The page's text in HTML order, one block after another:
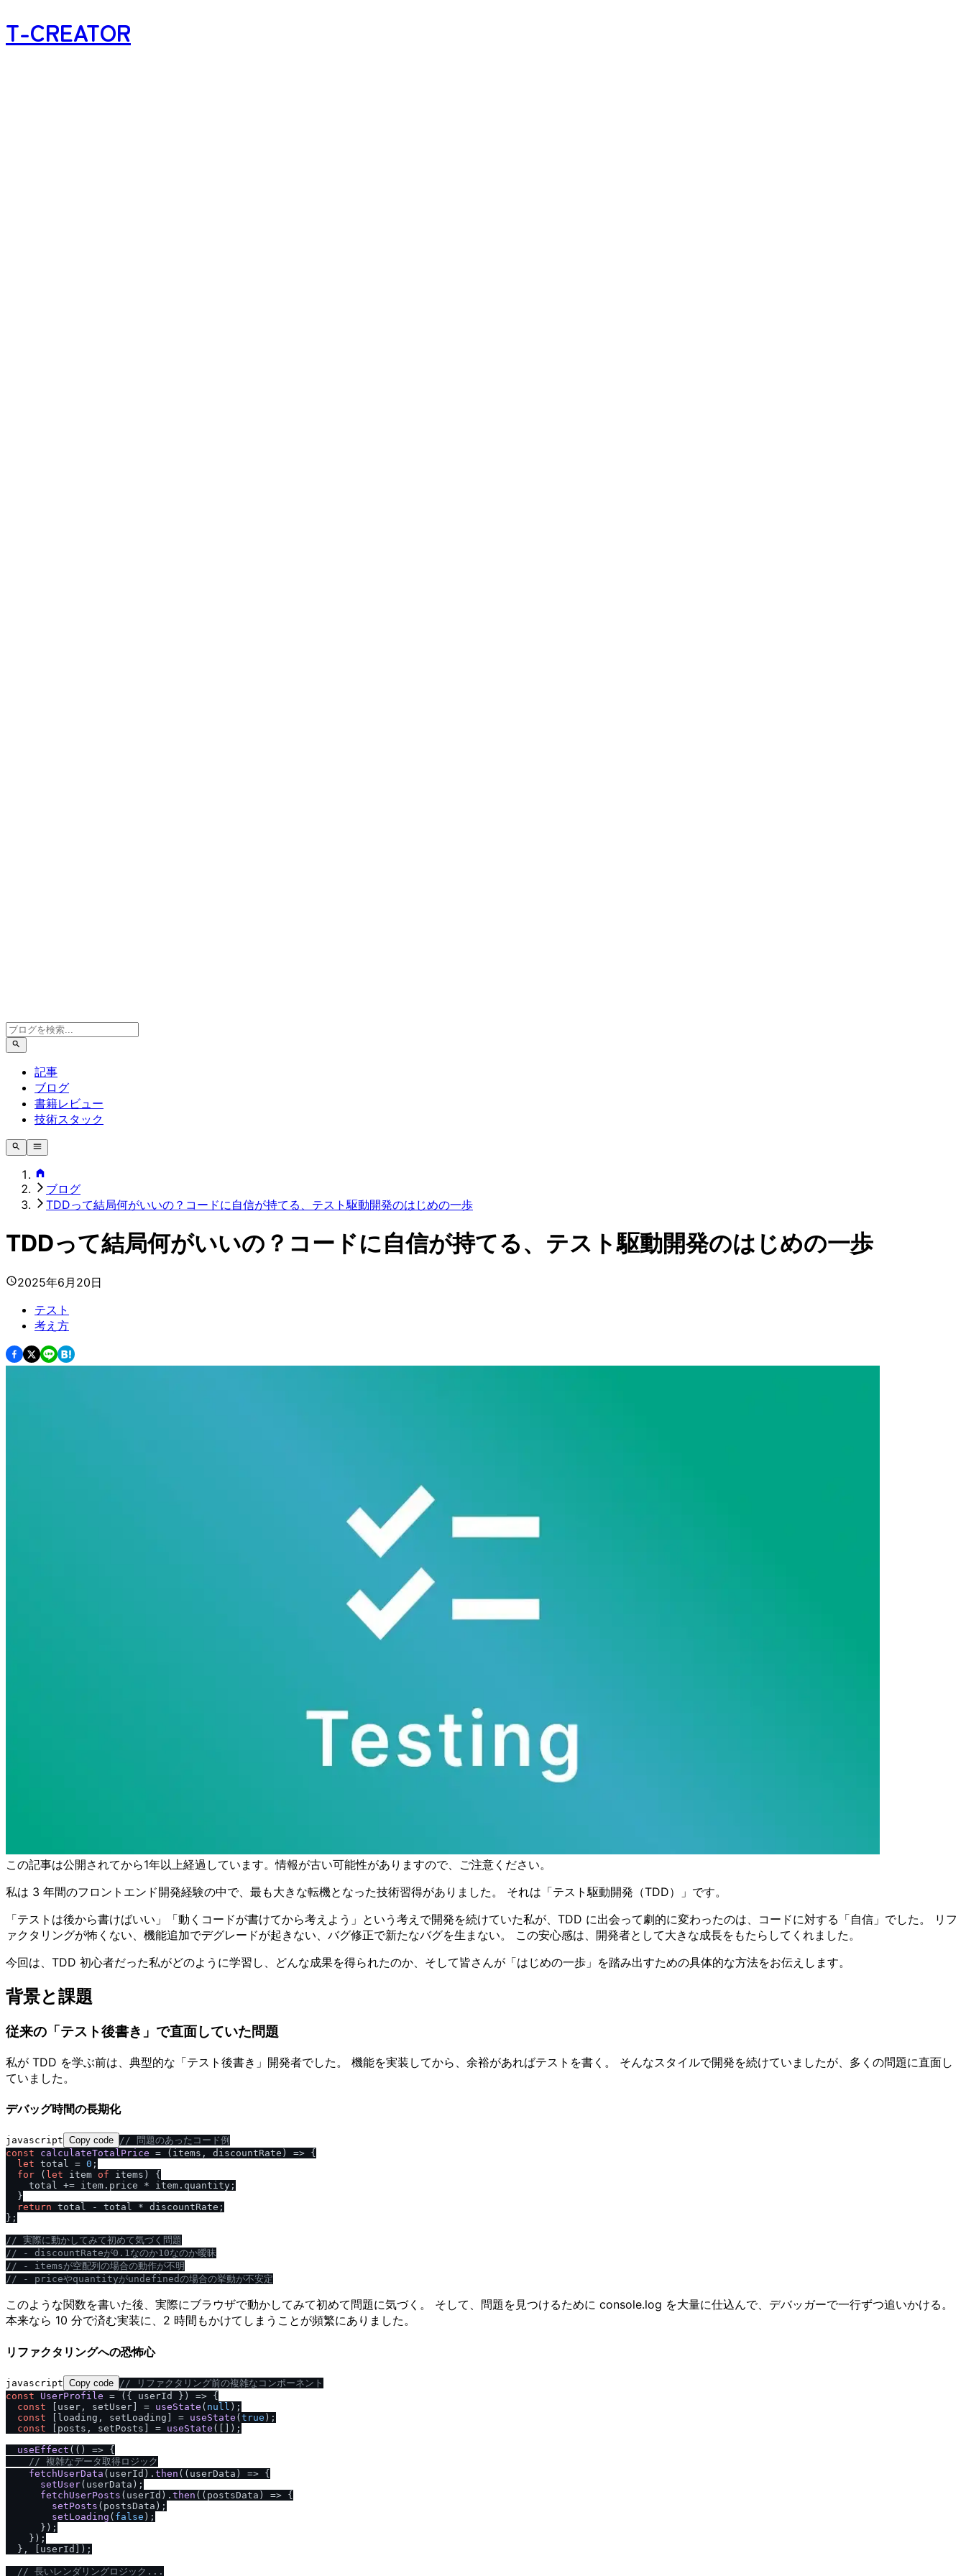
T-CREATOR
記事
ブログ
書籍レビュー
技術スタック
ブログ
TDDって結局何がいいの？コードに自信が持てる、テスト駆動開発のはじめの一歩
TDDって結局何がいいの？コードに自信が持てる、テスト駆動開発のはじめの一歩
2025年6月20日
テスト
考え方
この記事は公開されてから1年以上経過しています。情報が古い可能性がありますので、ご注意ください。
私は 3 年間のフロントエンド開発経験の中で、最も大きな転機となった技術習得がありました。 それは「テスト駆動開発（TDD）」です。
「テストは後から書けばいい」「動くコードが書けてから考えよう」という考えで開発を続けていた私が、TDD に出会って劇的に変わったのは、コードに対する「自信」でした。 リフ
ァクタリングが怖くない、機能追加でデグレードが起きない、バグ修正で新たなバグを生まない。 この安心感は、開発者として大きな成長をもたらしてくれました。
今回は、TDD 初心者だった私がどのように学習し、どんな成果を得られたのか、そして皆さんが「はじめの一歩」を踏み出すための具体的な方法をお伝えします。
背景と課題
従来の「テスト後書き」で直面していた問題
私が TDD を学ぶ前は、典型的な「テスト後書き」開発者でした。 機能を実装してから、余裕があればテストを書く。 そんなスタイルで開発を続けていましたが、多くの問題に直面し
ていました。
デバッグ時間の長期化
javascript Copy code // 問題のあったコード例
const
calculateTotalPrice = ( items, discountRate ) => {
let total = 0 ;
for ( let item of items) {
    total += item.
price * item. quantity ;
  }
return total - total * discountRate;
};
// 実際に動かしてみて初めて気づく問題
// - discountRateが0.1なのか10なのか曖昧
// - itemsが空配列の場合の動作が不明
// - priceやquantityがundefinedの場合の挙動が不安定
このような関数を書いた後、実際にブラウザで動かしてみて初めて問題に気づく。 そして、問題を見つけるために console.log を大量に仕込んで、デバッガーで一行ずつ追いかける。
本来なら 10 分で済む実装に、2 時間もかけてしまうことが頻繁にありました。
リファクタリングへの恐怖心
javascript Copy code // リファクタリング前の複雑なコンポーネント
const
UserProfile = ( { userId } ) => {
const [user, setUser] = useState ( null );
const [loading, setLoading] = useState ( true );
const [posts, setPosts] = useState ([]);
useEffect ( () => {
// 複雑なデータ取得ロジック
fetchUserData (userId). then ( ( userData ) => {
setUser(userData);
fetchUserPosts (userId). then ( ( postsData ) => {
setPosts (postsData);
setLoading ( false );
      });
    });
  }, [userId]);
// 長いレンダリングロジック...